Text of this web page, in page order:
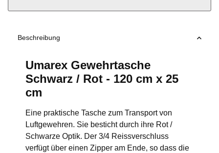
Beschreibung
Umarex Gewehrtasche
Schwarz / Rot - 120 cm x 25
cm
Eine praktische Tasche zum Transport von
Luftgewehren. Sie besticht durch ihre Rot /
Schwarze Optik. Der 3/4 Reissverschluss
verfügt über einen Zipper am Ende, so dass die